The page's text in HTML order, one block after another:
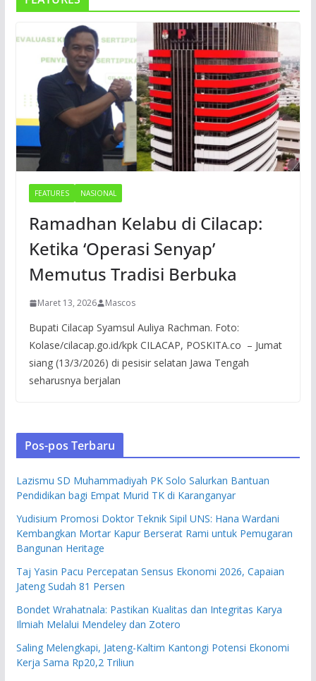
FEATURES NASIONAL
Ramadhan Kelabu di Cilacap:
Ketika ‘Operasi Senyap’
Memutus Tradisi Berbuka
Maret 13, 2026 Mascos
Bupati Cilacap Syamsul Auliya Rachman. Foto:
Kolase/cilacap.go.id/kpk CILACAP, POSKITA.co – Jumat
siang (13/3/2026) di pesisir selatan Jawa Tengah
seharusnya berjalan
Pos-pos Terbaru
Lazismu SD Muhammadiyah PK Solo Salurkan Bantuan
Pendidikan bagi Empat Murid TK di Karanganyar
Yudisium Promosi Doktor Teknik Sipil UNS: Hana Wardani
Kembangkan Mortar Kapur Berserat Rami untuk Pemugaran
Bangunan Heritage
Taj Yasin Pacu Percepatan Sensus Ekonomi 2026, Capaian
Jateng Sudah 81 Persen
Bondet Wrahatnala: Pastikan Kualitas dan Integritas Karya
Ilmiah Melalui Mendeley dan Zotero
Saling Melengkapi, Jateng-Kaltim Kantongi Potensi Ekonomi
Kerja Sama Rp20,2 Triliun